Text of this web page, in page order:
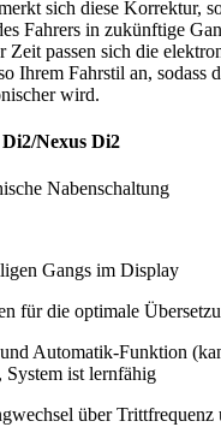
sich diese Korrektur,
Fahrers in zukünftige
passen sich die
Ihrem Fahrstil an, sodass
wird.
Nexus Di2
Nabenschaltung
Gangs im Display
für die optimale
Automatik-Funktion
ist lernfähig
über Trittfrequenz